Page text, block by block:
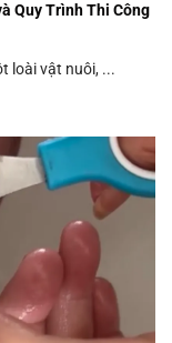
Quy Trình Thi Công
loài vật nuôi, ...